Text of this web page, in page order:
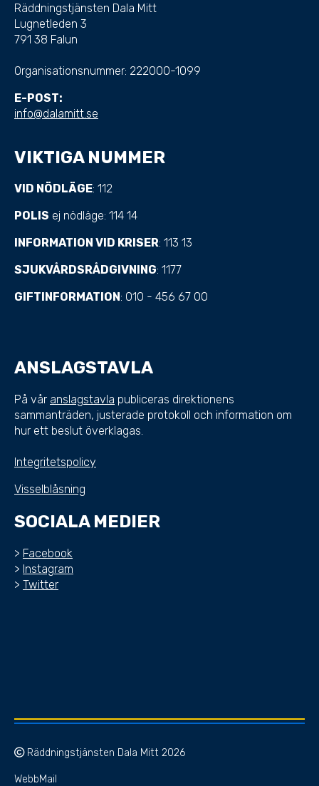
Räddningstjänsten Dala Mitt
Lugnetleden 3
791 38 Falun
Organisationsnummer: 222000-1099
E-POST:
info@dalamitt.se
VIKTIGA NUMMER
VID NÖDLÄGE: 112
POLIS ej nödläge: 114 14
INFORMATION VID KRISER: 113 13
SJUKVÅRDSRÅDGIVNING: 1177
GIFTINFORMATION : 010 - 456 67 00
ANSLAGSTAVLA
På vår anslagstavla publiceras direktionens
sammanträden, justerade protokoll och information om
hur ett beslut överklagas.
Integritetspolicy
Visselblåsning
SOCIALA MEDIER
> Facebook
> Instagram
> Twitter
Räddningstjänsten Dala Mitt 2026
WebbMail